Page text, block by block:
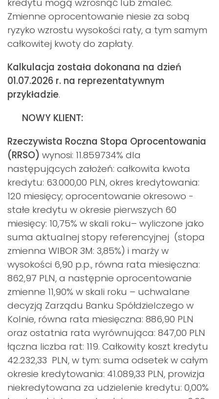
Zmienne oprocentowanie niesie za sobą
ryzyko wzrostu wysokości raty, a tym samym
całkowitej kwoty do zapłaty.
Kalkulacja została dokonana na dzień
01.07.2026 r. na reprezentatywnym
przykładzie.
NOWY KLIENT:
Rzeczywista Roczna Stopa Oprocentowania
(RRSO) wynosi: 11.859734% dla
następujących założeń: całkowita kwota
kredytu: 63.000,00 PLN, okres kredytowania:
120 miesięcy; oprocentowanie okresowo -
stałe kredytu w okresie pierwszych 60
miesięcy: 10,75% w skali roku– wyliczone jako
suma aktualnej stopy referencyjnej (stopa
zmienna WIBOR 3M: 3,85%) i marży w
wysokości 6,90 p.p., równa rata miesięczna:
862,97 PLN, a następnie oprocentowanie
zmienne 11,90% w skali roku – uchwalane
decyzją Zarządu Banku Spółdzielczego w
Kolnie, równa rata miesięczna: 886,90 PLN
oraz ostatnia rata wyrównująca: 847,00 PLN
łączna liczba rat: 119. Całkowity koszt kredytu
42.232,33 PLN, w tym: suma odsetek w całym
okresie kredytowania: 41.089,33 PLN, prowizja
niekredytowana za udzielenie kredytu: 0,00%